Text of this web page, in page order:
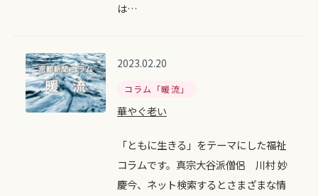
は…
2023.02.20
コラム「暖流」
華やぐ老い
「ともに生きる」をテーマにした福祉
コラムです。真宗大谷派僧侶 川村 妙
慶今、ネット検索するとさまざまな情